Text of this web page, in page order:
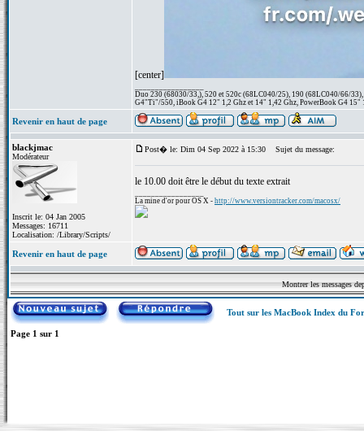
[center]
Duo 230 (68030/33,), 520 et 520c (68LC040/25), 190 (68LC040/66/
G4"Ti"/550, iBook G4 12" 1,2 Ghz et 14" 1,42 Ghz, PowerBook G4 15"
Revenir en haut de page
blackjmac
Modérateur
Inscrit le: 04 Jan 2005
Messages: 16711
Localisation: /Library/Scripts/
Post� le: Dim 04 Sep 2022 à 15:30 Sujet du message:
le 10.00 doit être le début du texte extrait
La mine d'or pour OS X - http://www.versiontracker.com/macosx/
Revenir en haut de page
Montrer les messages
Tout sur les MacBook Index du
Page 1 sur 1